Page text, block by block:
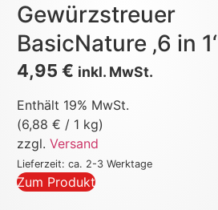
Gewürzstreuer
BasicNature ‚6 in 1‘
4,95€ inkl. MwSt.
Enthält 19% MwSt.
(6,88€ / 1 kg)
zzgl.Versand
Lieferzeit: ca. 2-3 Werktage
Zum Produkt